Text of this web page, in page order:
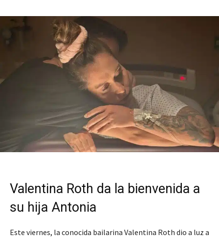
Valentina Roth da la bienvenida a
su hija Antonia
Este viernes, la conocida bailarina Valentina Roth dio a luz a